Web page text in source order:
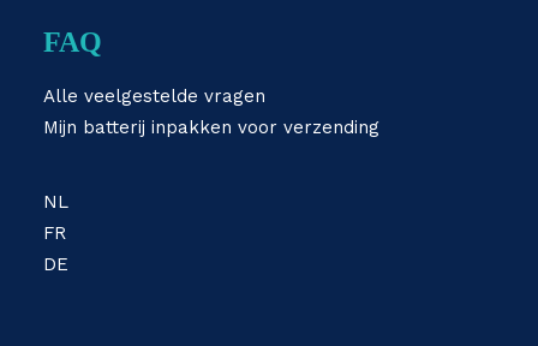
FAQ
Alle veelgestelde vragen
Mijn batterij inpakken voor verzending
NL
FR
DE